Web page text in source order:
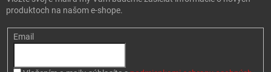
produktoch na našom e-shope.
Email